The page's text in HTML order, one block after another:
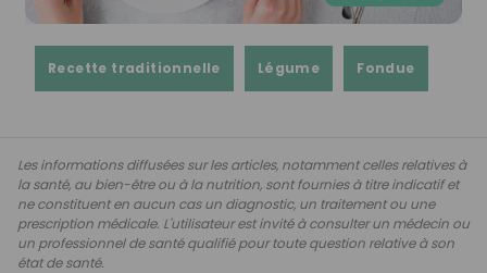
Recette traditionnelle Légume Fondue
Les informations diffusées sur les articles, notamment celles relatives à
la santé, au bien-être ou à la nutrition, sont fournies à titre indicatif et
ne constituent en aucun cas un diagnostic, un traitement ou une
prescription médicale. L'utilisateur est invité à consulter un médecin ou
un professionnel de santé qualifié pour toute question relative à son
état de santé.